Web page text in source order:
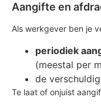
Aangifte en
Als werkgever ben je
periodiek
(meestal per
de
Te laat of onjuist